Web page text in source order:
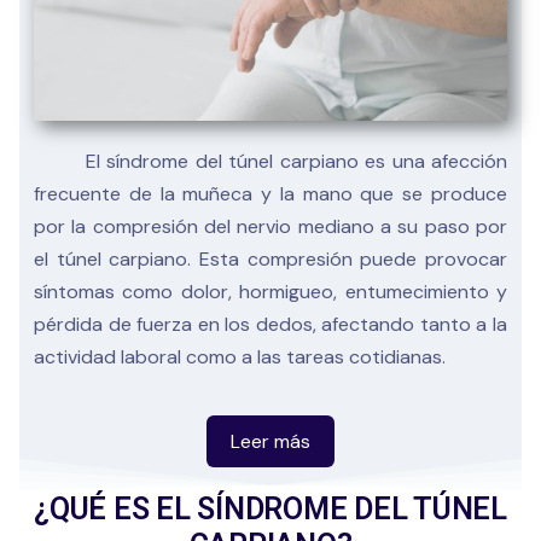
El síndrome del túnel carpiano es una afección
frecuente de la muñeca y la mano que se produce
por la compresión del nervio mediano a su paso por
el túnel carpiano. Esta compresión puede provocar
síntomas como dolor, hormigueo, entumecimiento y
pérdida de fuerza en los dedos, afectando tanto a la
actividad laboral como a las tareas cotidianas.
Suele estar relacionado con movimientos
repetitivos, posturas mantenidas de la muñeca,
¿QUÉ ES EL SÍNDROME DEL TÚNEL